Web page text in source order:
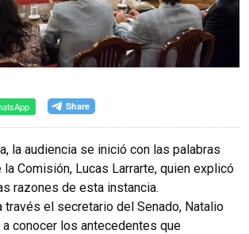
la audiencia se inició con las palabras
Comisión, Lucas Larrarte, quien explicó
razones de esta instancia.
través el secretario del Senado, Natalio
a conocer los antecedentes que